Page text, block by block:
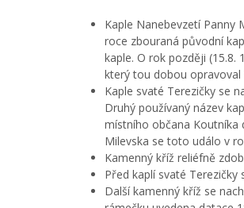
Kaple Nanebevzetí Panny
roce zbouraná původní
kaple. O rok později (15.8.
který tou dobou opravoval
Kaple svaté Terezičky se
Druhý používaný název
místního občana Koutníka
Milevska se toto událo v
Kamenný kříž reliéfně
Před kaplí svaté Terezičky
Další kamenný kříž se